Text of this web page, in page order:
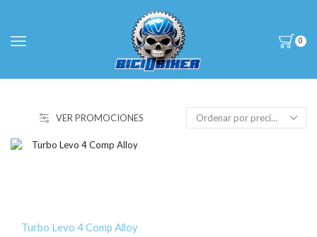
0
VER PROMOCIONES
Turbo Levo 4 Comp Alloy